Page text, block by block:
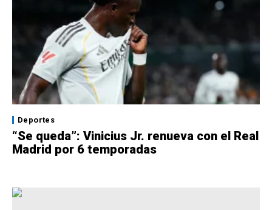
Deportes
“Se queda”: Vinicius Jr. renueva con el Real
Madrid por 6 temporadas